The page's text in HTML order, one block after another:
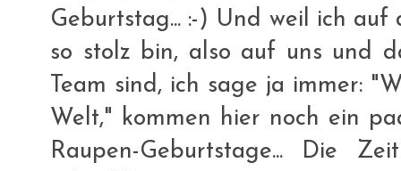
Geburtstag... :-) Und weil ich
so stolz bin, also auf uns und
Team sind, ich sage ja immer:
Welt," kommen hier noch ein
Raupen-Geburtstage... Die